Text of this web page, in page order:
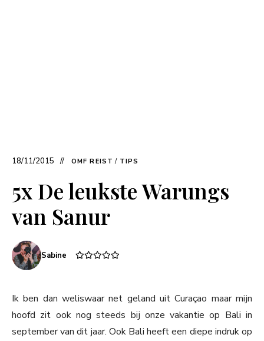
18/11/2015 OMF REIST / TIPS
5x De leukste Warungs
van Sanur
Sabine
Ik ben dan weliswaar net geland uit Curaçao maar mijn
hoofd zit ook nog steeds bij onze vakantie op Bali in
september van dit jaar. Ook Bali heeft een diepe indruk op